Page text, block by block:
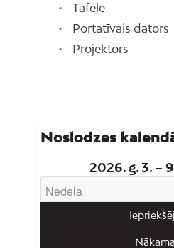
Tāfele
Portatīvais dators
Projektors
Noslodzes
2026. g. 3. –